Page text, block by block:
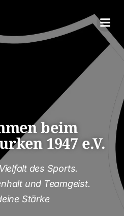
beim
1947 e.V.
des Sports.
und Teamgeist.
Stärke